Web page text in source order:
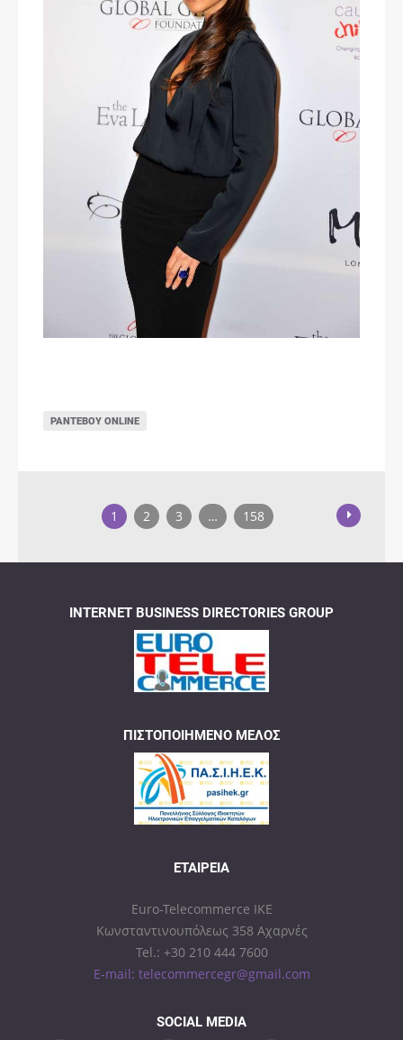
ΡΑΝΤΕΒΟΎ ONLINE
1 2 3 … 158
INTERNET BUSINESS DIRECTORIES GROUP
ΠΙΣΤΟΠΟΙΗΜΈΝΟ ΜΈΛΟΣ
ΕΤΑΙΡΕΊΑ
Euro-Telecommerce IKE
Κωνσταντινουπόλεως 358 Αχαρνές
Tel.: +30 210 444 7600
E-mail: telecommercegr@gmail.com
SOCIAL MEDIA